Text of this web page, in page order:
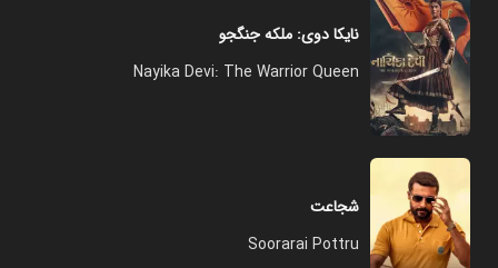
نایکا دوی: ملکه جنگجو
Nayika Devi: The Warrior Queen
شجاعت
Soorarai Pottru